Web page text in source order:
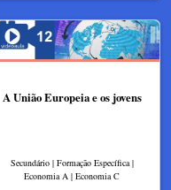
A União Europeia e os jovens
Secundário | Formação Específica |
Economia A | Economia C